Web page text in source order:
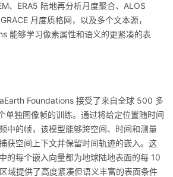
、ERA5 陆地再分析月度聚合、ALOS
月度质格网，以及多个文本源，
能够学习像素属性和语义的更紧凑的表
Foundations 接受了来自全球 500 多
单独图像帧的训练。通过将给定位置随时间
中的帧，该模型能够跨空间、时间和测量
获空间上下文并保留时间轨迹的嵌入。这
的每个嵌入向量都为地球陆地表面的每 10
域提供了高度紧凑但语义丰富的表面条件